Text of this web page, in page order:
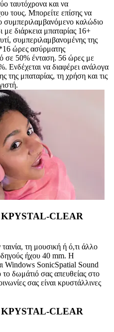
ταυτόχρονα και να
τους. Μπορείτε επίσης να
συμπεριλαμβανόμενο καλώδιο
με διάρκεια μπαταρίας 16+
συμπεριλαμβανομένης της
ώρες ασύρματης
σε 50% ένταση. 56 ώρες με
Ενδέχεται να διαφέρει ανάλογα
της μπαταρίας, τη χρήση και τις
CLEAR
τη μουσική ή ό,τι άλλο
ήχου 40 mm. Η
Windows SonicSpatial Sound
το δωμάτιό σας απευθείας στο
σας είναι κρυστάλλινες
CLEAR